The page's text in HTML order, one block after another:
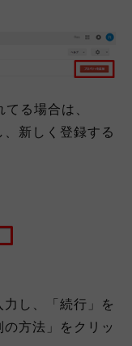
る場合は、
、新しく登録する
し、「続行」を
方法」をクリッ